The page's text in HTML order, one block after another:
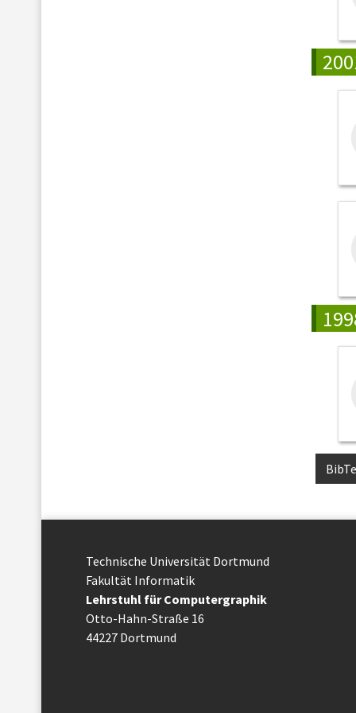
Technische Uni­ver­si­tät Dort­mund
Fakultät Informatik
Lehrstuhl für Computergraphik
Otto-Hahn-Straße 16
44227 Dort­mund